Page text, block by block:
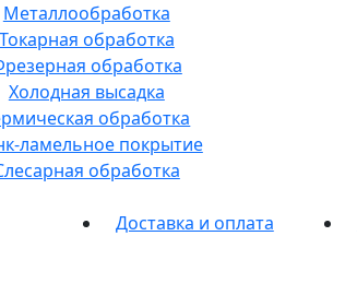
Металлообработка
Токарная обработка
обработка
Холодная высадка
обработка
ламельное покрытие
обработка
Доставка и оплата